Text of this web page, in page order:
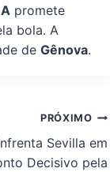
promete
bola. A
deGênova.
PRÓXIMO
Sevilla em
Decisivo pela